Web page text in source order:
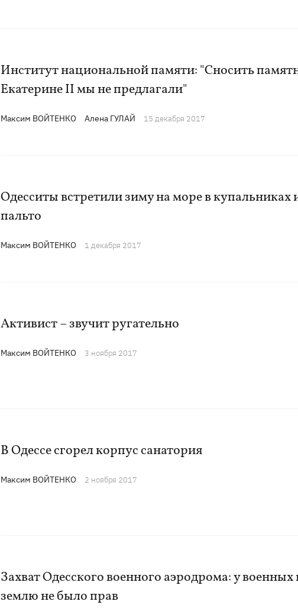
Институт национальной памяти: "Сносить
Екатерине II мы не предлагали"
Максим ВОЙТЕНКО Алена ГУЛАЙ 15 декабря 2017
Одесситы встретили зиму на море в купальниках
пальто
Максим ВОЙТЕНКО 1 декабря 2017
Активист – звучит ругательно
Максим ВОЙТЕНКО 3 ноября 2017
В Одессе сгорел корпус санатория
Максим ВОЙТЕНКО 2 ноября 2017
Захват Одесского военного аэродрома: у военных
землю не было прав